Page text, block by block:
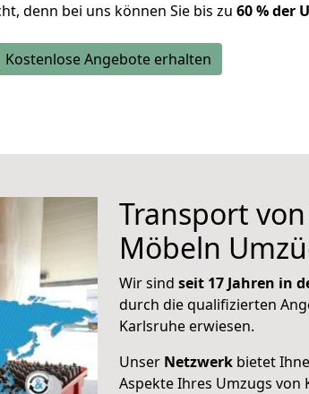
denn bei uns können Sie bis zu 60 % der
Kostenlose Angebote erhalten
Transport
Möbeln
Wir sind seit 17 Jahren in
durch die qualifizierten
Karlsruhe erwiesen.
Unser Netzwerk bietet
Aspekte Ihres Umzugs von